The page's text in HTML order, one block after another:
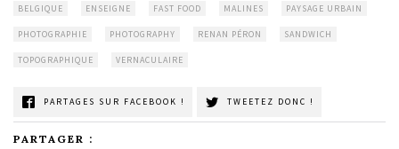
BELGIQUE ENSEIGNE FAST FOOD MALINES PAYSAGE URBAIN
PHOTOGRAPHIE PHOTOGRAPHY RENAN PÉRON SANDWICH
TOPOGRAPHIQUE VERNACULAIRE
PARTAGES SUR FACEBOOK ! TWEETEZ DONC !
PARTAGER :